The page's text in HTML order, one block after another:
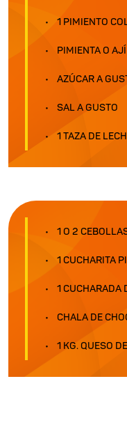
1 PIMIENTO
PIMIENTA O
AZÚCAR A
SAL A GUSTO
1 TAZA DE
1 O 2
1 CUCHARITA
1 CUCHARADA
CHALA DE
1 KG. QUESO